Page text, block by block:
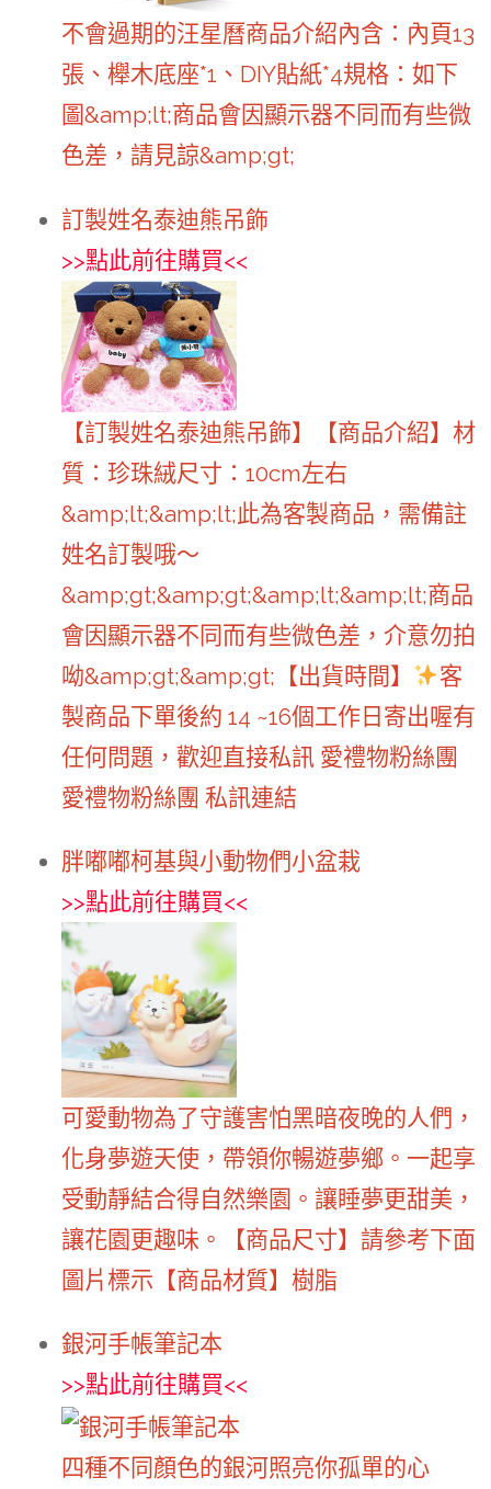
不會過期的汪星曆商品介紹內含：內頁13
張、櫸木底座*1、DIY貼紙*4規格：如下
圖&amp;lt;商品會因顯示器不同而有些微
色差，請見諒&amp;gt;
訂製姓名泰迪熊吊飾
>>點此前往購買<<
【訂製姓名泰迪熊吊飾】【商品介紹】材
質：珍珠絨尺寸：10cm左右
&amp;lt;&amp;lt;此為客製商品，需備註
姓名訂製哦～
&amp;gt;&amp;gt;&amp;lt;&amp;lt;商品
會因顯示器不同而有些微色差，介意勿拍
呦&amp;gt;&amp;gt;【出貨時間】
客
製商品下單後約 14 ~16個工作日寄出喔有
任何問題，歡迎直接私訊 愛禮物粉絲團
愛禮物粉絲團 私訊連結
胖嘟嘟柯基與小動物們小盆栽
>>點此前往購買<<
可愛動物為了守護害怕黑暗夜晚的人們，
化身夢遊天使，帶領你暢遊夢鄉。一起享
受動靜結合得自然樂園。讓睡夢更甜美，
讓花園更趣味。【商品尺寸】請參考下面
圖片標示【商品材質】樹脂
銀河手帳筆記本
>>點此前往購買<<
四種不同顏色的銀河照亮你孤單的心